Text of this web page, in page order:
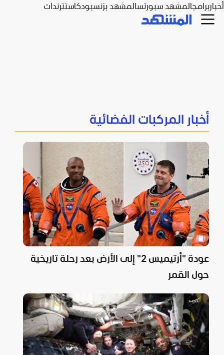
أخباربرامجالمشهد سبورتسالمشهد بزنسبودكاستترندات
أخبار المركبات الفضائية
عودة "أرتيميس 2" إلى الأرض بعد رحلة تاريخية
حول القمر